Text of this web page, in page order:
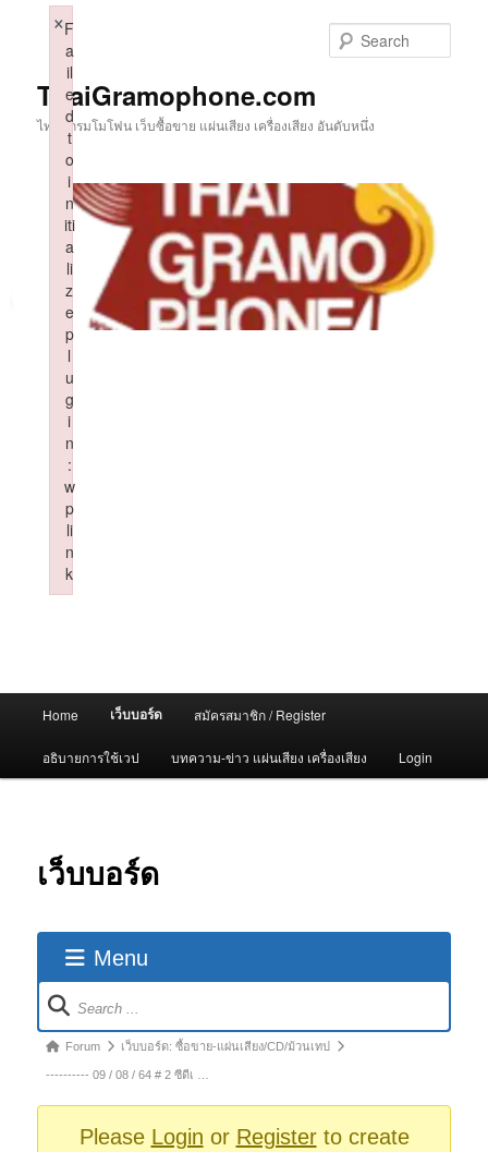
ThaiGramophone.com
ไทยแกรมโมโฟน เว็บซื้อขาย แผ่นเสียง เครื่องเสียง อันดับหนึ่ง
Home เว็บบอร์ด สมัครสมาชิก / Register
อธิบายการใช้เวป บทความ-ข่าว แผ่นเสียง เครื่องเสียง Login
เว็บบอร์ด
Menu
Forum
Navigation
Forum
breadcrumbs
Forum เว็บบอร์ด: ซื้อขาย-แผ่นเสียง/CD/ม้วนเทป
---------- 09 / 08 / 64 # 2 ซีดีเ …
Please Login or Registerto create
F
a
il
e
d
t
o
i
n
iti
a
li
z
e
p
l
u
g
i
n
:
w
p
li
n
k
×
Failed to initialize plugin: wplink